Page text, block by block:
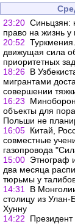
23:20 Синьцзян:
право на жизнь у
20:52
движущая сила
приоритетных
18:26 В
мигрантами
совершении
16:23
объекты для
Польши не
16:05 Китай,
совместные
газопровода
15:00 Этнограф
два месяца
тюрьмы у
14:31
В
столицу из Улан-
Хунну
14:22
Президент